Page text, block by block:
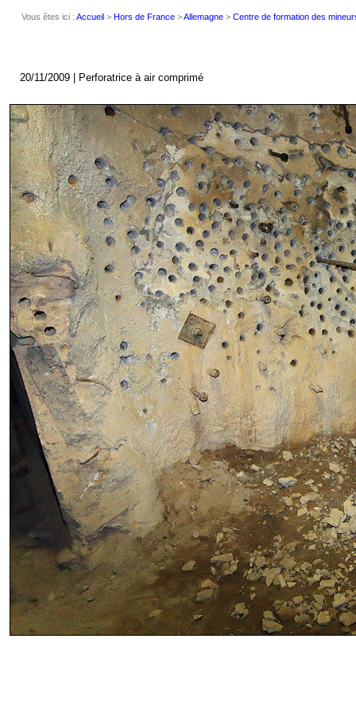
Vous êtes ici : Accueil > Hors de France >Allemagne > Centre de formation des
20/11/2009 | Perforatrice à air comprimé